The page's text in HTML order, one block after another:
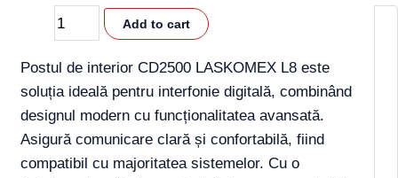
Add to cart
Postul de interior CD2500 LASKOMEX L8 este
soluția ideală pentru interfonie digitală, combinând
designul modern cu funcționalitatea avansată.
Asigură comunicare clară și confortabilă, fiind
compatibil cu majoritatea sistemelor. Cu o